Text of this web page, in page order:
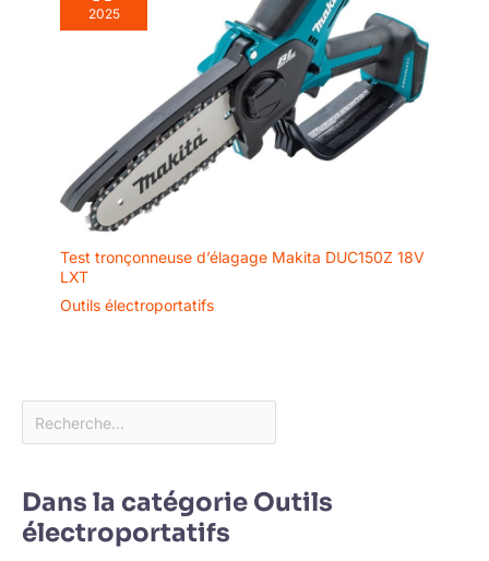
2025
Test tronçonneuse d’élagage Makita DUC150Z 18V
LXT
Outils électroportatifs
Dans la catégorie Outils
électroportatifs